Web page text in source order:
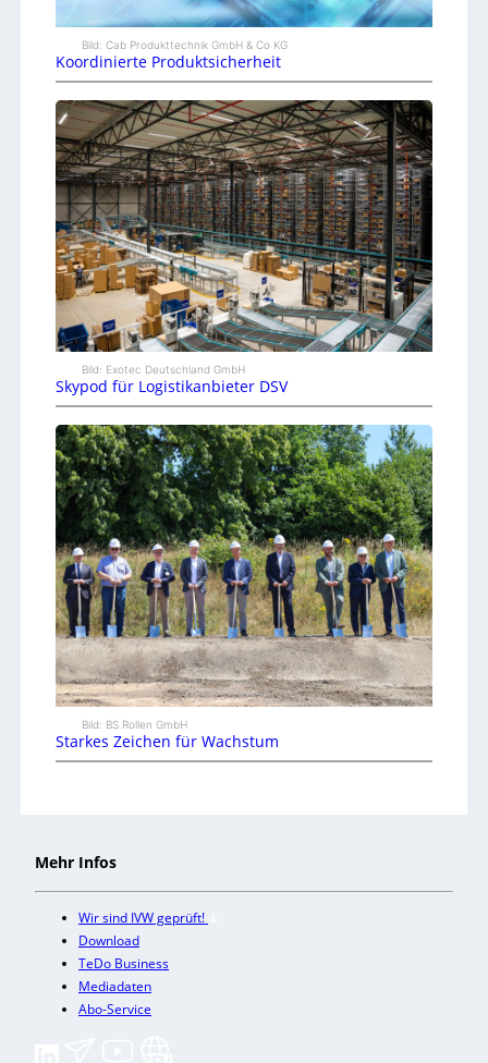
Bild: Cab Produkttechnik GmbH & Co KG
Koordinierte Produktsicherheit
Bild: Exotec Deutschland GmbH
Skypod für Logistikanbieter DSV
Bild: BS Rollen GmbH
Starkes Zeichen für Wachstum
Mehr Infos
Wir sind IVW geprüft!
Download
TeDo Business
Mediadaten
Abo-Service